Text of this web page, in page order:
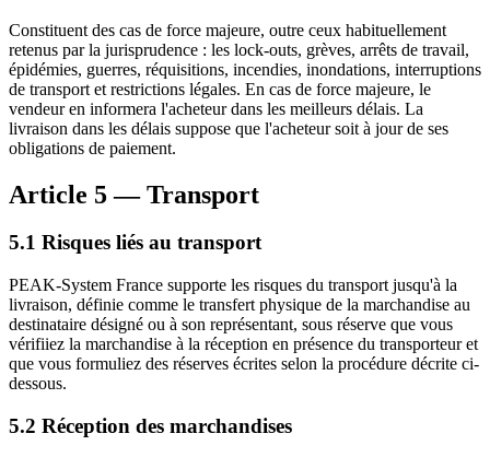
Constituent des cas de force majeure, outre ceux habituellement
retenus par la jurisprudence : les lock-outs, grèves, arrêts de travail,
épidémies, guerres, réquisitions, incendies, inondations, interruptions
de transport et restrictions légales. En cas de force majeure, le
vendeur en informera l'acheteur dans les meilleurs délais. La
livraison dans les délais suppose que l'acheteur soit à jour de ses
obligations de paiement.
Article 5 — Transport
5.1 Risques liés au transport
PEAK-System France supporte les risques du transport jusqu'à la
livraison, définie comme le transfert physique de la marchandise au
destinataire désigné ou à son représentant, sous réserve que vous
vérifiiez la marchandise à la réception en présence du transporteur et
que vous formuliez des réserves écrites selon la procédure décrite ci-
dessous.
5.2 Réception des marchandises